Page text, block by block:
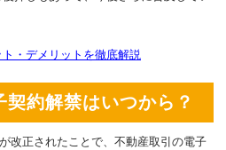
・デメリットを徹底解説
約解禁はいつから？
改正されたことで、不動産取引の電子